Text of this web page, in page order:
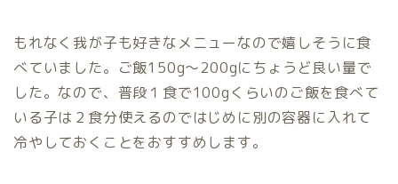
もれなく我が子も好きなメニューなので嬉しそうに食
べていました。ご飯150g〜200gにちょうど良い量で
した。なので、普段１食で100gくらいのご飯を食べて
いる子は２食分使えるのではじめに別の容器に入れて
冷やしておくことをおすすめします。